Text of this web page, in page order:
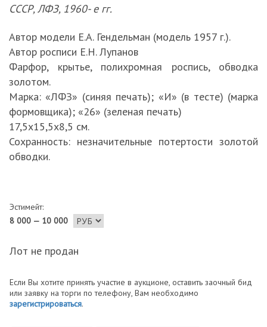
СССР, ЛФЗ, 1960- е гг.
Автор модели Е.А. Гендельман (модель 1957 г.).
Автор росписи Е.Н. Лупанов
Фарфор, крытье, полихромная роспись, обводка
золотом.
Марка: «ЛФЗ» (синяя печать); «И» (в тесте) (марка
формовщика); «26» (зеленая печать)
17,5х15,5х8,5 см.
Сохранность: незначительные потертости золотой
обводки.
Эстимейт:
8 000 — 10 000
Лот не продан
Если Вы хотите принять участие в аукционе, оставить заочный бид
или заявку на торги по телефону, Вам необходимо
зарегистрироваться.